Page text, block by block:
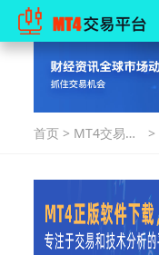
首页 > MT4交易指
>